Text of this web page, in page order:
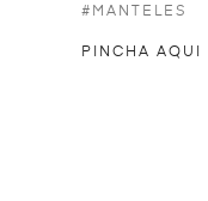
#MANTELES
PINCHA AQUI